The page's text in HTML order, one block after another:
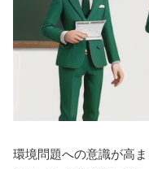
環境問題への意識が高